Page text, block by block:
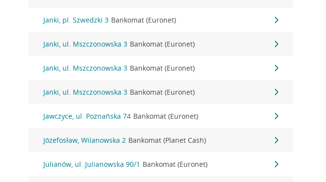
Janki, pl. Szwedzki 3 Bankomat (Euronet)
Janki, ul. Mszczonowska 3 Bankomat (Euronet)
Janki, ul. Mszczonowska 3 Bankomat (Euronet)
Janki, ul. Mszczonowska 3 Bankomat (Euronet)
Jawczyce, ul. Poznańska 74 Bankomat (Euronet)
Józefosław, Wilanowska 2 Bankomat (Planet Cash)
Julianów, ul. Julianowska 90/1 Bankomat (Euronet)